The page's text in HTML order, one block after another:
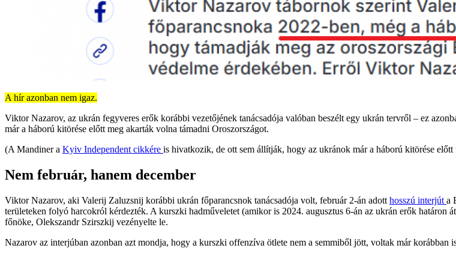
A hír azonban nem igaz.
Viktor Nazarov, az ukrán fegyveres erők korábbi vezetőjének tanácsadója valóban beszélt egy ukrán tervről – ez
már a háború kitörése előtt meg akarták volna támadni Oroszországot.
(A Mandiner a Kyiv Independent cikkére is hivatkozik, de ott sem állítják, hogy az ukránok már a háború kitörése
Nem február, hanem december
Viktor Nazarov, aki Valerij Zaluzsnij korábbi ukrán főparancsnok tanácsadója volt, február 2-án adott hosszú interjút a
területeken folyó harcokról kérdezték. A kurszki hadműveletet (amikor is 2024. augusztus 6-án az ukrán erők
főnöke, Olekszandr Szirszkij vezényelte le.
Nazarov az interjúban azonban azt mondja, hogy a kurszki offenzíva ötlete nem a semmiből jött, voltak már korábban